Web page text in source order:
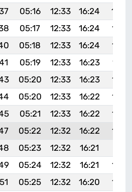
05:16 12:33 16:24
05:17 12:33 16:24
05:18 12:33 16:24
05:19 12:33 16:23
19:37
05:20 12:33 16:23
05:20 12:33 16:22
05:21 12:33 16:22
05:22 12:32 16:22
05:23 12:32 16:21
05:24 12:32 16:21
05:25 12:32 16:20